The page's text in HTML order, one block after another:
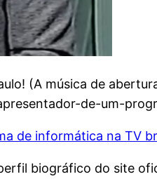
(A música de
de-um-
de informática na TV
biográfico do site